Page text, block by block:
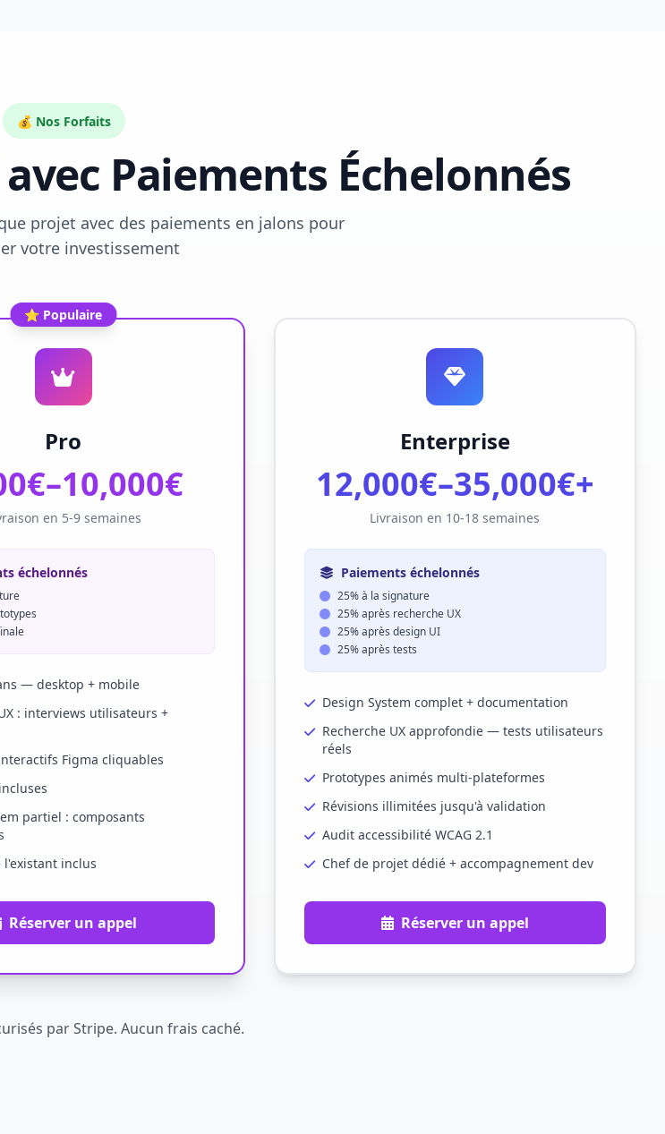
💰 Nos Forfaits
Paiements Échelonnés
projet avec des paiements en jalons pour
votre investissement
⭐ Populaire
Pro
en 5-9 semaines
échelonnés
— desktop + mobile
: interviews utilisateurs +
Figma cliquables
partiel : composants
l'existant inclus
Réserver un appel
Enterprise
12,000€–35,000€+
Livraison en 10-18 semaines
Paiements échelonnés
25% à la signature
25% après recherche UX
25% après design UI
25% après tests
Design System complet + documentation
Recherche UX approfondie — tests utilisateurs
réels
Prototypes animés multi-plateformes
Révisions illimitées jusqu'à validation
Audit accessibilité WCAG 2.1
Chef de projet dédié + accompagnement dev
Réserver un appel
par Stripe. Aucun frais caché.